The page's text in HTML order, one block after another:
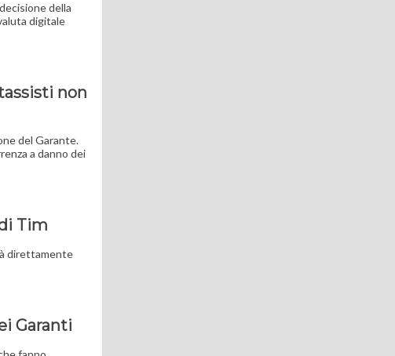
della
digitale
non
del Garante.
a danno dei
Tim
direttamente
Garanti